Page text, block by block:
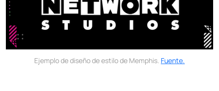
Ejemplo de diseño de estilo de Memphis. Fuente.